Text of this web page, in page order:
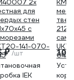
₽/шт
IEK